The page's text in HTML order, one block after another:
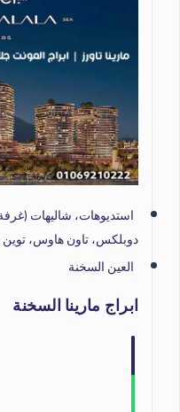
دوبلكس، تاون هاوس،
العين السخنة
ابراج مارينا السخنة